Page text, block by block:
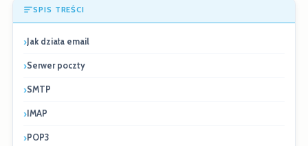
SPIS TREŚCI
Jak działa email
Serwer poczty
SMTP
IMAP
POP3